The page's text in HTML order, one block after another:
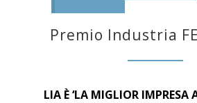
Premio Industria
LIA È ‘LA MIGLIOR IMPRESA